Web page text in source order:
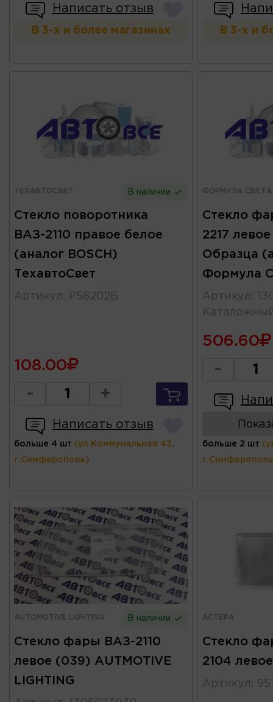
Написать отзыв
В 3-х и более магазинах В 3-х и
ТЕХАВТОСВЕТ В наличии
Стекло поворотника
ВАЗ-2110 правое белое
(аналог BOSCH)
ТехавтоСвет
Артикул : Р58202Б
108.00
- +
Написать отзыв
больше 4 шт (ул.Коммунальная 43,
г.Симферополь)
ФОРМУЛА СВЕТА
Стекло
2217
Образца
Формула
Артикул :
506.60
-
больше 2 шт
AUTOMOTIVE LIGHTING В наличии
Стекло фары ВАЗ-2110
левое (039) AUTMOTIVE
LIGHTING
АСТЕРА
Стекло
2104
Артикул :